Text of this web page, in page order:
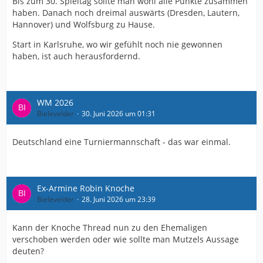
haben. Danach noch dreimal auswärts (Dresden, Lautern,
Hannover) und Wolfsburg zu Hause.
Start in Karlsruhe, wo wir gefühlt noch nie gewonnen
haben, ist auch herausfordernd.
WM 2026
Bielevelder 30. Juni 2026 um 01:31
Deutschland eine Turniermannschaft - das war einmal.
Ex-Armine Robin Knoche
Bielevelder 28. Juni 2026 um 23:39
Kann der Knoche Thread nun zu den Ehemaligen
verschoben werden oder wie sollte man Mutzels Aussage
deuten?